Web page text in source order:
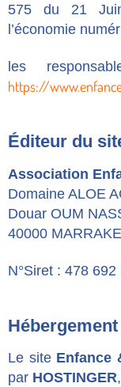
575 du 21
l’économie
les
https://
Éditeur du
Association
Domaine ALOE
Douar OUM
40000
N°Siret : 478
Le site Enfance
par HOSTINGER,